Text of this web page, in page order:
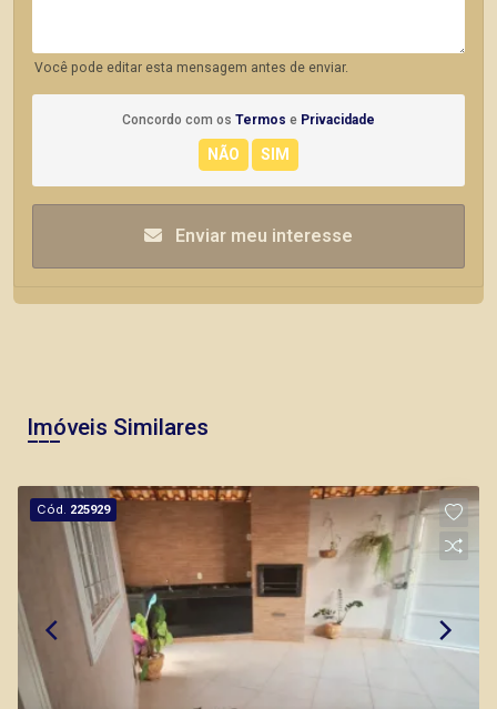
Você pode editar esta mensagem antes de enviar.
Concordo com os Termos e Privacidade
Enviar meu interesse
Imóveis Similares
Cód. 225929